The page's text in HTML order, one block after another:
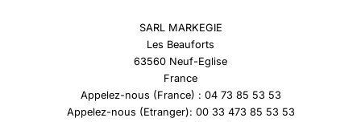
SARL MARKEGIE
Les Beauforts
63560 Neuf-Eglise
France
Appelez-nous (France) : 04 73 85 53 53
Appelez-nous (Etranger): 00 33 473 85 53 53